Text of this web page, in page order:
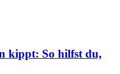
kippt: So hilfst du,